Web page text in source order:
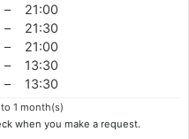
–
21:00
–
21:30
–
21:00
–
13:30
– 13:30
1 month(s)
when you make a request.